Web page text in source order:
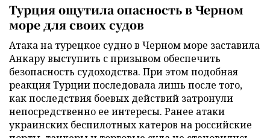
Турция ощутила опасность в Черном
море для своих судов
Атака на турецкое судно в Черном море заставила
Анкару выступить с призывом обеспечить
безопасность судоходства. При этом подобная
реакция Турции последовала лишь после того,
как последствия боевых действий затронули
непосредственно ее интересы. Ранее атаки
украинских беспилотных катеров на российские